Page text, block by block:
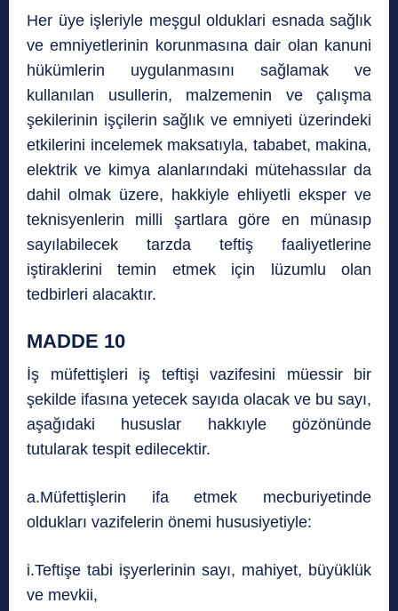
Her üye işleriyle meşgul olduklari esnada sağlık
ve emniyetlerinin korunmasına dair olan kanuni
hükümlerin uygulanmasını sağlamak ve
kullanılan usullerin, malzemenin ve çalışma
şekilerinin işçilerin sağlık ve emniyeti üzerindeki
etkilerini incelemek maksatıyla, tababet, makina,
elektrik ve kimya alanlarındaki mütehassılar da
dahil olmak üzere, hakkiyle ehliyetli eksper ve
teknisyenlerin milli şartlara göre en münasıp
sayılabilecek tarzda teftiş faaliyetlerine
iştiraklerini temin etmek için lüzumlu olan
tedbirleri alacaktır.
MADDE 10
İş müfettişleri iş teftişi vazifesini müessir bir
şekilde ifasına yetecek sayıda olacak ve bu sayı,
aşağıdaki hususlar hakkıyle gözönünde
tutularak tespit edilecektir.
a.Müfettişlerin ifa etmek mecburiyetinde
oldukları vazifelerin önemi hususiyetiyle:
i.Teftişe tabi işyerlerinin sayı, mahiyet, büyüklük
ve mevkii,